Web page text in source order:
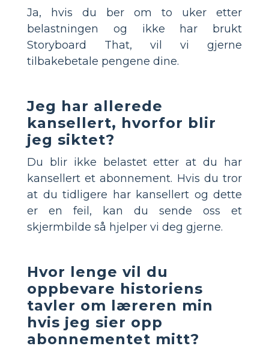
Ja, hvis du ber om to uker etter
belastningen og ikke har brukt
Storyboard That, vil vi gjerne
tilbakebetale pengene dine.
Jeg har allerede
kansellert, hvorfor blir
jeg siktet?
Du blir ikke belastet etter at du har
kansellert et abonnement. Hvis du tror
at du tidligere har kansellert og dette
er en feil, kan du sende oss et
skjermbilde så hjelper vi deg gjerne.
Hvor lenge vil du
oppbevare historiens
tavler om læreren min
hvis jeg sier opp
abonnementet mitt?